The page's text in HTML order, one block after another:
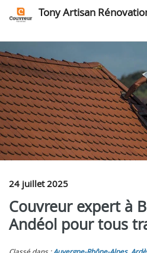
Tony Artisan
24 juillet 2025
Couvreur expert à
Andéol pour tous